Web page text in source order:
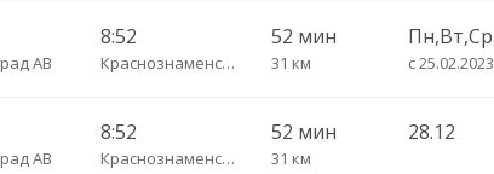
АВ
8:52
Краснознаменское п.
52 мин
31 км с 25.02.2023
АВ
8:52
Краснознаменское п.
52 мин
31 км
28.12